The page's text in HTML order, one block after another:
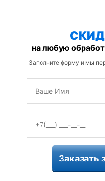
на любую
Заполните форму и мы
Заказать